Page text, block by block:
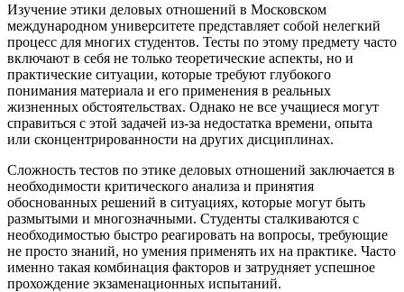
Изучение этики деловых отношений в Московском
международном университете представляет собой нелегкий
процесс для многих студентов. Тесты по этому предмету часто
включают в себя не только теоретические аспекты, но и
практические ситуации, которые требуют глубокого
понимания материала и его применения в реальных
жизненных обстоятельствах. Однако не все учащиеся могут
справиться с этой задачей из-за недостатка времени, опыта
или сконцентрированности на других дисциплинах.
Сложность тестов по этике деловых отношений заключается в
необходимости критического анализа и принятия
обоснованных решений в ситуациях, которые могут быть
размытыми и многозначными. Студенты сталкиваются с
необходимостью быстро реагировать на вопросы, требующие
не просто знаний, но умения применять их на практике. Часто
именно такая комбинация факторов и затрудняет успешное
прохождение экзаменационных испытаний.